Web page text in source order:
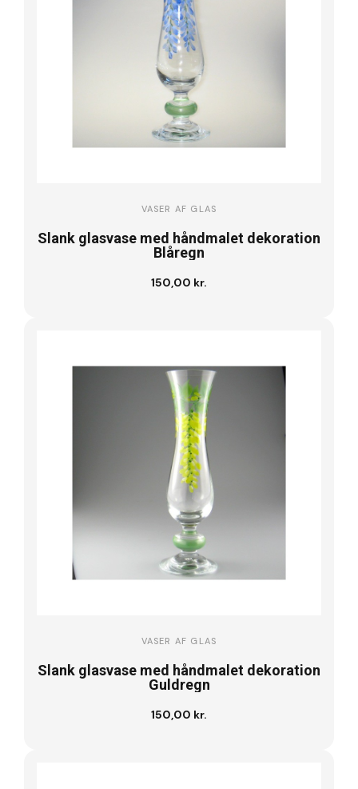
VASER AF GLAS
Slank glasvase med håndmalet dekoration
Blåregn
150,00 kr.
Læg i kurv
VASER AF GLAS
Slank glasvase med håndmalet dekoration
Guldregn
150,00 kr.
Læg i kurv